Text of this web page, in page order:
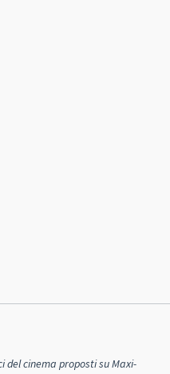
del cinema proposti su Maxi-